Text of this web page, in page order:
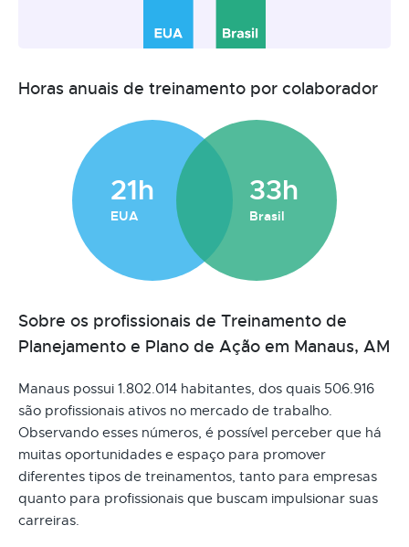
Horas anuais de treinamento por colaborador
21h
EUA
33h
Brasil
Sobre os profissionais de Treinamento de
Planejamento e Plano de Ação em Manaus, AM
Manaus possui 1.802.014 habitantes, dos quais 506.916
são profissionais ativos no mercado de trabalho.
Observando esses números, é possível perceber que há
muitas oportunidades e espaço para promover
diferentes tipos de treinamentos, tanto para empresas
quanto para profissionais que buscam impulsionar suas
carreiras.